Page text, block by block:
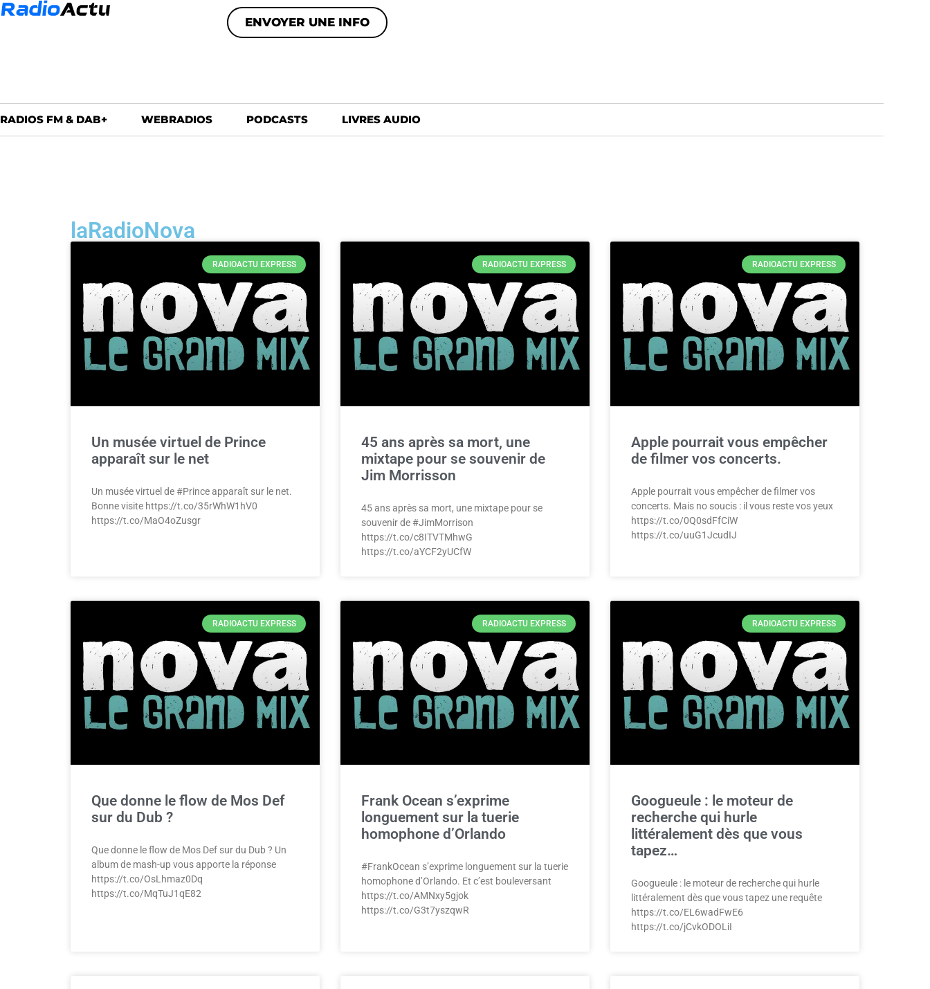
ENVOYER UNE INFO
RADIOS FM & DAB+ WEBRADIOS PODCASTS LIVRES AUDIO
laRadioNova
RADIOACTU EXPRESS
Un musée virtuel de Prince
apparaît sur le net
Un musée virtuel de #Prince apparaît sur le net.
Bonne visite https://t.co/35rWhW1hV0
https://t.co/MaO4oZusgr
RADIOACTU EXPRESS
45 ans après sa mort, une
mixtape pour se souvenir de
Jim Morrisson
45 ans après sa mort, une mixtape pour se
souvenir de #JimMorrison
https://t.co/c8ITVTMhwG
https://t.co/aYCF2yUCfW
RADIOACTU EXPRESS
Apple pourrait vous empêcher
de filmer vos concerts.
Apple pourrait vous empêcher de filmer vos
concerts. Mais no soucis : il vous reste vos yeux
https://t.co/0Q0sdFfCiW
https://t.co/uuG1JcudIJ
RADIOACTU EXPRESS
Que donne le flow de Mos Def
sur du Dub ?
Que donne le flow de Mos Def sur du Dub ? Un
album de mash-up vous apporte la réponse
https://t.co/OsLhmaz0Dq
https://t.co/MqTuJ1qE82
RADIOACTU EXPRESS
Frank Ocean s’exprime
longuement sur la tuerie
homophone d’Orlando
#FrankOcean s’exprime longuement sur la tuerie
homophone d’Orlando. Et c’est bouleversant
https://t.co/AMNxy5gjok
https://t.co/G3t7yszqwR
RADIOACTU EXPRESS
Googueule : le moteur de
recherche qui hurle
littéralement dès que vous
tapez…
Googueule : le moteur de recherche qui hurle
littéralement dès que vous tapez une requête
https://t.co/EL6wadFwE6
https://t.co/jCvkODOLiI